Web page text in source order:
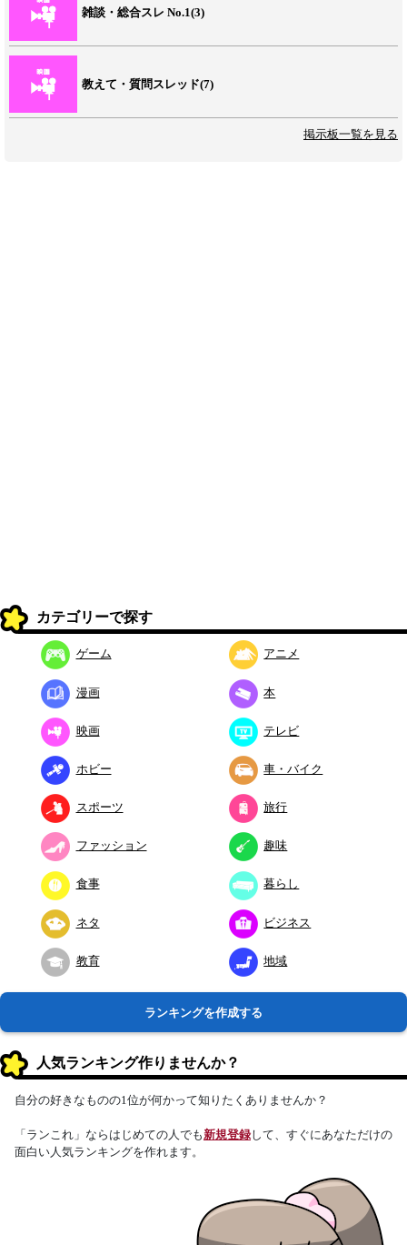
雑談・総合スレ No.1(3)
教えて・質問スレッド(7)
掲示板一覧を見る
カテゴリーで探す
ゲーム アニメ
漫画 本
映画 テレビ
ホビー 車・バイク
スポーツ 旅行
ファッション 趣味
食事 暮らし
ネタ ビジネス
教育 地域
ランキングを作成する
人気ランキング作りませんか？
自分の好きなものの1位が何かって知りたくありませんか？
「ランこれ」ならはじめての人でも新規登録して、すぐにあなただけの
面白い人気ランキングを作れます。